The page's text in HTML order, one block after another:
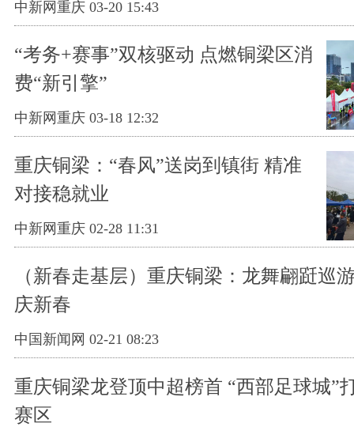
中新网重庆 03-20 15:43
“考务+赛事”双核驱动 点燃铜梁区消
费“新引擎”
中新网重庆 03-18 12:32
重庆铜梁：“春风”送岗到镇街 精准
对接稳就业
中新网重庆 02-28 11:31
（新春走基层）重庆铜梁：龙舞翩跹巡
庆新春
中国新闻网 02-21 08:23
重庆铜梁龙登顶中超榜首 “西部足球城”
赛区